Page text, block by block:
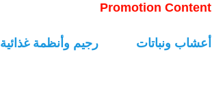
Promotion Content
أعشاب ونباتات رجيم وأنظمة غذائية